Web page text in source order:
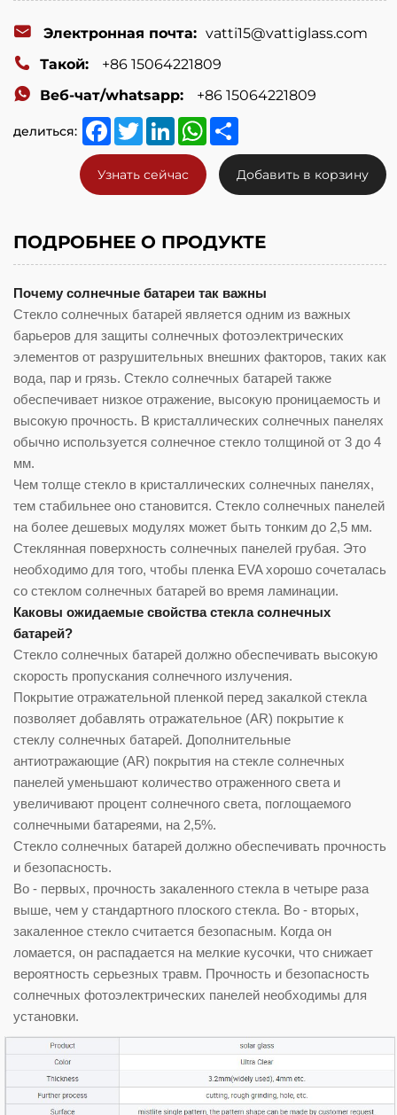
Электронная почта: vatti15@vattiglass.com
Такой:
+86 15064221809
Веб-чат/whatsapp:
+86 15064221809
делиться: FacebookTwitterLinkedInWhatsApp
Узнать сейчас Добавить в корзину
ПОДРОБНЕЕ О ПРОДУКТЕ
Почему солнечные батареи так важны
Стекло солнечных батарей является одним из важных
барьеров для защиты солнечных фотоэлектрических
элементов от разрушительных внешних факторов, таких как
вода, пар и грязь. Стекло солнечных батарей также
обеспечивает низкое отражение, высокую проницаемость и
высокую прочность. В кристаллических солнечных панелях
обычно используется солнечное стекло толщиной от 3 до 4
мм.
Чем толще стекло в кристаллических солнечных панелях,
тем стабильнее оно становится. Стекло солнечных панелей
на более дешевых модулях может быть тонким до 2,5 мм.
Стеклянная поверхность солнечных панелей грубая. Это
необходимо для того, чтобы пленка EVA хорошо сочеталась
со стеклом солнечных батарей во время ламинации.
Каковы ожидаемые свойства стекла солнечных
батарей?
Стекло солнечных батарей должно обеспечивать высокую
скорость пропускания солнечного излучения.
Покрытие отражательной пленкой перед закалкой стекла
позволяет добавлять отражательное (AR) покрытие к
стеклу солнечных батарей. Дополнительные
антиотражающие (AR) покрытия на стекле солнечных
панелей уменьшают количество отраженного света и
увеличивают процент солнечного света, поглощаемого
солнечными батареями, на 2,5%.
Стекло солнечных батарей должно обеспечивать прочность
и безопасность.
Во - первых, прочность закаленного стекла в четыре раза
выше, чем у стандартного плоского стекла. Во - вторых,
закаленное стекло считается безопасным. Когда он
ломается, он распадается на мелкие кусочки, что снижает
вероятность серьезных травм. Прочность и безопасность
солнечных фотоэлектрических панелей необходимы для
установки.